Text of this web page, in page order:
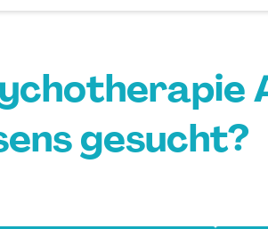
gesucht?